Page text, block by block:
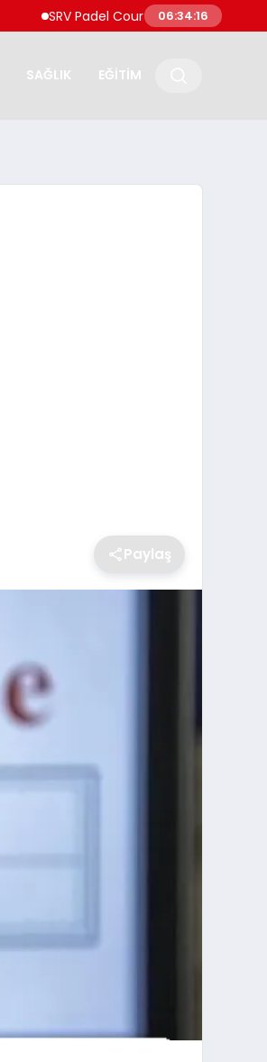
SRV Padel Court, 24 Ülkeye İhracat
06:34:17
SAĞLIK EĞİTİM
Paylaş